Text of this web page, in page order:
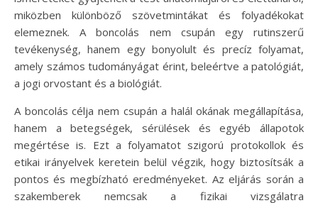
miközben különböző szövetmintákat és folyadékokat
elemeznek. A boncolás nem csupán egy rutinszerű
tevékenység, hanem egy bonyolult és precíz folyamat,
amely számos tudományágat érint, beleértve a patológiát,
a jogi orvostant és a biológiát.
A boncolás célja nem csupán a halál okának megállapítása,
hanem a betegségek, sérülések és egyéb állapotok
megértése is. Ezt a folyamatot szigorú protokollok és
etikai irányelvek keretein belül végzik, hogy biztosítsák a
pontos és megbízható eredményeket. Az eljárás során a
szakemberek nemcsak a fizikai vizsgálatra